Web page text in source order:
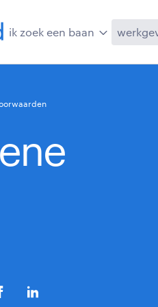
ik zoek een baan